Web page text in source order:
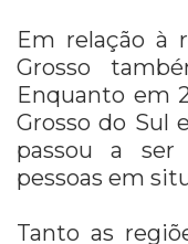
Em relação à
Grosso
Enquanto em
Grosso do Sul
passou a
pessoas em
Tanto as